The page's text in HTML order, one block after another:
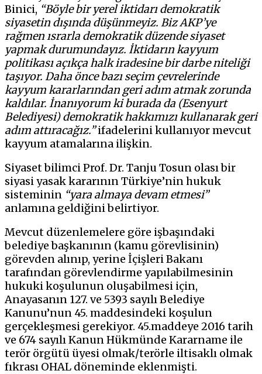
Binici, “Böyle bir yerel iktidarı demokratik
siyasetin dışında düşünmeyiz. Biz AKP’ye
rağmen ısrarla demokratik düzende siyaset
yapmak durumundayız. İktidarın kayyum
politikası açıkça halk iradesine bir darbe niteliği
taşıyor. Daha önce bazı seçim çevrelerinde
kayyum kararlarından geri adım atmak zorunda
kaldılar. İnanıyorum ki burada da (Esenyurt
Belediyesi) demokratik hakkımızı kullanarak geri
adım attıracağız.”ifadelerini kullanıyor mevcut
kayyum atamalarına ilişkin.
Siyaset bilimci Prof. Dr. Tanju Tosun olası bir
siyasi yasak kararının Türkiye’nin hukuk
sisteminin “yara almaya devam etmesi”
anlamına geldiğini belirtiyor.
Mevcut düzenlemelere göre işbaşındaki
belediye başkanının (kamu görevlisinin)
görevden alınıp, yerine İçişleri Bakanı
tarafından görevlendirme yapılabilmesinin
hukuki koşulunun oluşabilmesi için,
Anayasanın 127. ve 5393 sayılı Belediye
Kanunu’nun 45. maddesindeki koşulun
gerçekleşmesi gerekiyor. 45.maddeye 2016 tarih
ve 674 sayılı Kanun Hükmünde Kararname ile
terör örgütü üyesi olmak/terörle iltisaklı olmak
fıkrası OHAL döneminde eklenmişti.